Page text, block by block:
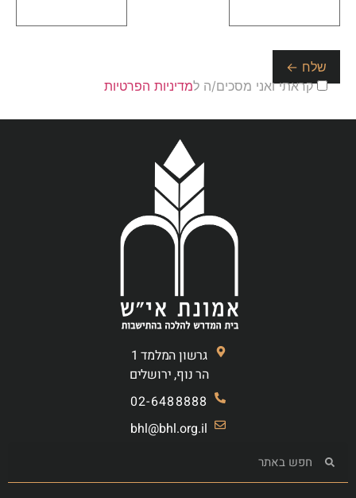
קראתי ואני מסכים/ה למדיניות הפרטיות
גרשון המלמד 1
הר נוף, ירושלים
02-6488888
bhl@bhl.org.il